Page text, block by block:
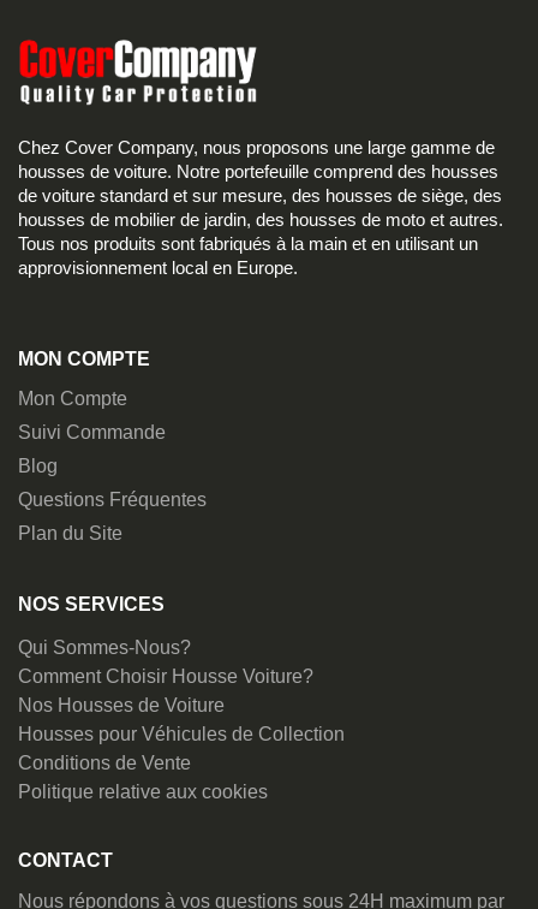
Chez Cover Company, nous proposons une large gamme de
housses de voiture. Notre portefeuille comprend des housses
de voiture standard et sur mesure, des housses de siège, des
housses de mobilier de jardin, des housses de moto et autres.
Tous nos produits sont fabriqués à la main et en utilisant un
approvisionnement local en Europe.
MON COMPTE
Mon Compte
Suivi Commande
Blog
Questions Fréquentes
Plan du Site
NOS SERVICES
Qui Sommes-Nous?
Comment Choisir Housse Voiture?
Nos Housses de Voiture
Housses pour Véhicules de Collection
Conditions de Vente
Politique relative aux cookies
CONTACT
Nous répondons à vos questions sous 24H maximum par